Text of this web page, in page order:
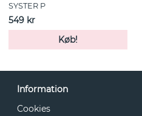
SYSTER P
549 kr
Køb!
Information
Cookies